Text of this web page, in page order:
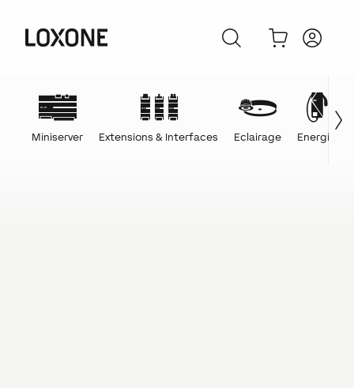
Miniserver Extensions & Interfaces Eclairage Energie